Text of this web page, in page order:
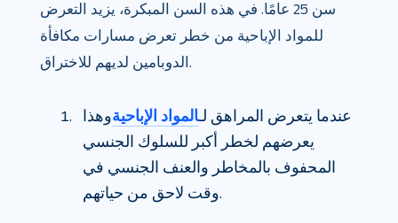
سن 25 عامًا. في هذه السن المبكرة، يزيد التعرض
للمواد الإباحية من خطر تعرض مسارات مكافأة
الدوبامين لديهم للاختراق.
عندما يتعرض المراهق لـالمواد الإباحيةوهذا
يعرضهم لخطر أكبر للسلوك الجنسي
المحفوف بالمخاطر والعنف الجنسي في
وقت لاحق من حياتهم.